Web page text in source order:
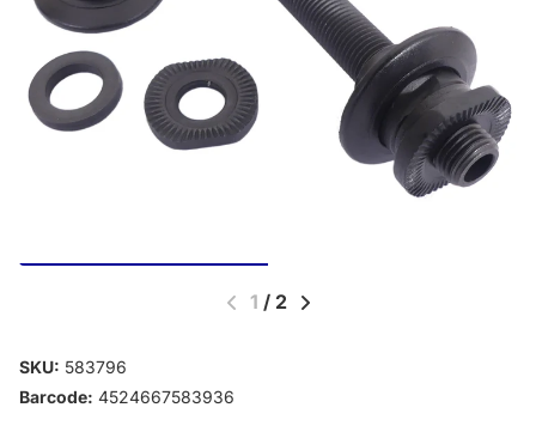
1 / 2
SKU: 583796
Barcode: 4524667583936